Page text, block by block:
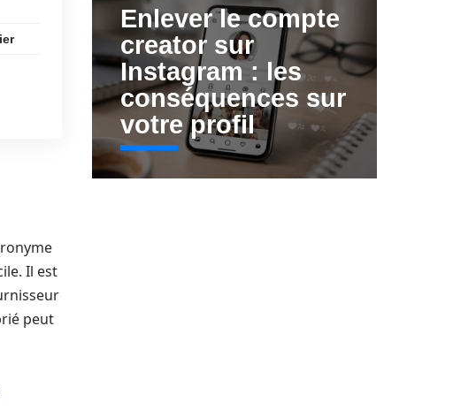
Il est
peut
Enlever le compte
creator sur
Instagram : les
conséquences sur
votre profil